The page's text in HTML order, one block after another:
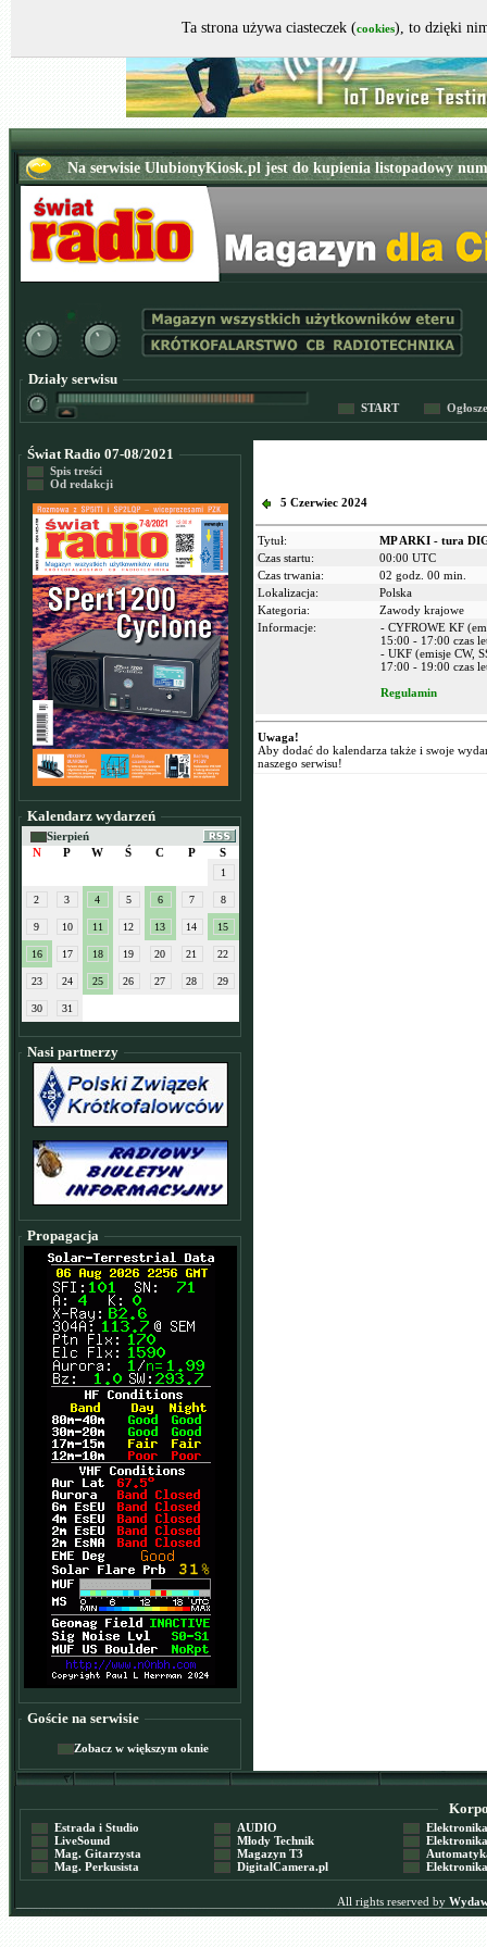
Działy serwisu
START
Świat Radio 07-08/2021
Spis treści
Od redakcji
Kalendarz wydarzeń
Sierpień
N
P W Ś C P S
1
2 3 4 5 6 7 8
9 10 11 12 13 14 15
16 17 18 19 20 21 22
23 24 25 26 27 28 29
30 31
Nasi partnerzy
Propagacja
Goście na serwisie
Zobacz w większym oknie
5 Czerwiec 2024
Tytuł:
MP ARKI - tura
Czas startu:
00:00 UTC
Czas trwania:
02 godz. 00 min.
Lokalizacja:
Polska
Kategoria:
Zawody krajowe
Informacje:
- CYFROWE KF
15:00 - 17:00 czas
- UKF (emisje CW,
17:00 - 19:00 czas
Regulamin
Uwaga!
Aby dodać do kalendarza także i swoje
naszego serwisu!
Estrada i Studio
LiveSound
Mag. Gitarzysta
Mag. Perkusista
AUDIO
Młody Technik
Magazyn T3
DigitalCamera.pl
Elektronika
Elektronika
Automatyka
Elektronika
All rights reserved by
Ta strona używa ciasteczek (cookies), to dzięki